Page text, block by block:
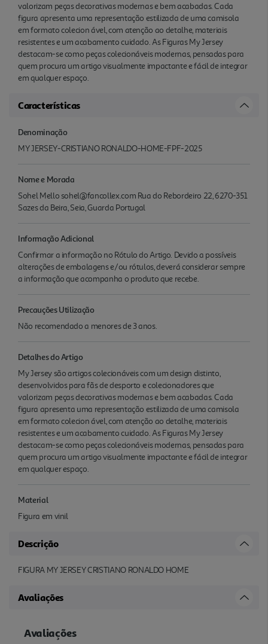
valorizam peças decorativas modernas e bem acabadas. Cada
figura apresenta uma representação estilizada de uma camisola
em formato colecion ável, com atenção ao detalhe, materiais
resistentes e um acabamento cuidado. As Figuras My Jersey
destacam-se como peças colecionáveis modernas, pensadas para
quem procura um artigo visualmente impactante e fácil de integrar
em qualquer espaço.
Características
Denominação
MY JERSEY-CRISTIANO RONALDO-HOME-FPF-2025
Nome e Morada
Sohel Mello sohel@fancollex.com Rua do Rebordeiro 22, 6270-351
Sazes da Beira, Seia, Guarda Portugal
Informação Adicional
Confirmar a informação no Rótulo do Artigo. Devido a possíveis
alterações de embalagens e/ou rótulos, deverá considerar sempre
a informação que acompanha o produto que recebe.
Precauções Utilização
Não recomendado a menores de 3 anos.
Detalhes do Artigo
My Jersey são artigos colecionáveis com um design distinto,
desenvolvidos para fãs de desporto e colecionadores que
valorizam peças decorativas modernas e bem acabadas. Cada
figura apresenta uma representação estilizada de uma camisola
em formato colecion ável, com atenção ao detalhe, materiais
resistentes e um acabamento cuidado. As Figuras My Jersey
destacam-se como peças colecionáveis modernas, pensadas para
quem procura um artigo visualmente impactante e fácil de integrar
em qualquer espaço.
Material
Figura em vinil
Descrição
FIGURA MY JERSEY CRISTIANO RONALDO HOME
Avaliações